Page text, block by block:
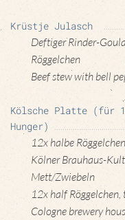
Krüstje Julasch
Deftiger Rinder-
Röggelchen
Beef stew with bell
Kölsche Platte (für
Hunger)
12x halbe
Kölner Brauhaus-
Mett/Zwiebeln
12x half
Cologne brewery